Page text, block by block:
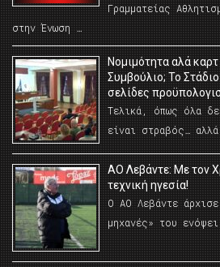
Γραμματείας
στην Ένωση …
Νομιμότητα αλά
Συμβούλιο; Το
σελίδες
Τελικά, όπως όλα
είναι στραβός…
ΑΟ Λεβάντε: Με τον
τεχνική ηγεσία!
Ο ΑΟ Λεβάντε
μηχανές» του